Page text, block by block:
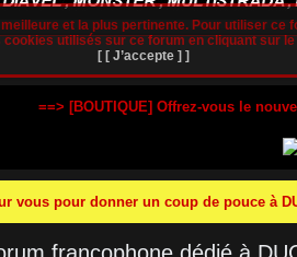
==> [BOUTIQUE] Offrez-vous le
vous pour donner un coup de pouce à
et la plus pertinente. Pour utiliser
utilisés sur ce forum en cliquant sur
[ [ J’accepte ] ]